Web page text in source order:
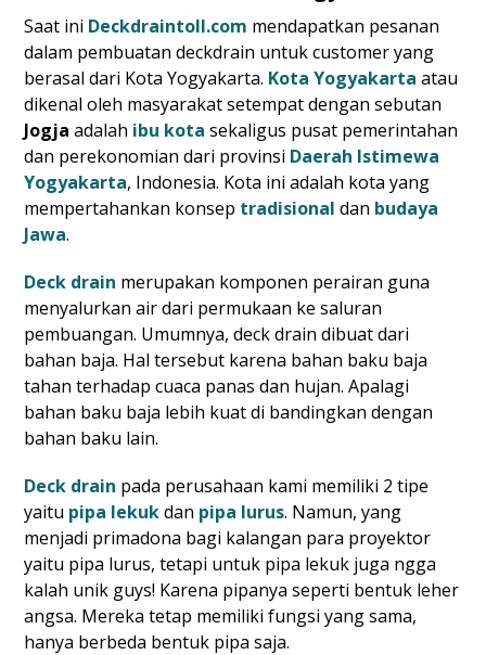
Saat ini Deckdraintoll.com mendapatkan pesanan
dalam pembuatan deckdrain untuk customer yang
berasal dari Kota Yogyakarta. Kota Yogyakarta atau
dikenal oleh masyarakat setempat dengan sebutan
Jogja adalah ibu kota sekaligus pusat pemerintahan
dan perekonomian dari provinsi Daerah Istimewa
Yogyakarta, Indonesia. Kota ini adalah kota yang
mempertahankan konsep tradisional dan budaya
Jawa.
Deck drain merupakan komponen perairan guna
menyalurkan air dari permukaan ke saluran
pembuangan. Umumnya, deck drain dibuat dari
bahan baja. Hal tersebut karena bahan baku baja
tahan terhadap cuaca panas dan hujan. Apalagi
bahan baku baja lebih kuat di bandingkan dengan
bahan baku lain.
Deck drain pada perusahaan kami memiliki 2 tipe
yaitu pipa lekukdan pipa lurus. Namun, yang
menjadi primadona bagi kalangan para proyektor
yaitu pipa lurus, tetapi untuk pipa lekuk juga ngga
kalah unik guys! Karena pipanya seperti bentuk leher
angsa. Mereka tetap memiliki fungsi yang sama,
hanya berbeda bentuk pipa saja.